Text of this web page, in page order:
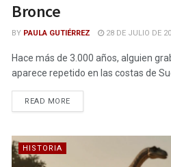
Bronce
BY PAULA GUTIÉRREZ 28 DE JULIO DE
Hace más de 3.000 años, alguien
aparece repetido en las costas de
READ MOREDETAILS
HISTORIA